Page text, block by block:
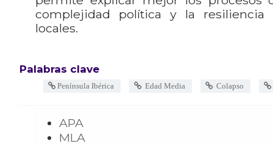
complejidad política y la resiliencia
locales.
Palabras clave
Península Ibérica Edad Media Colapso
APA
MLA